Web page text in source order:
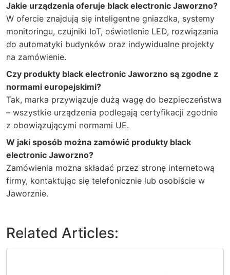
Jakie urządzenia oferuje black electronic Jaworzno?
W ofercie znajdują się inteligentne gniazdka, systemy
monitoringu, czujniki IoT, oświetlenie LED, rozwiązania
do automatyki budynków oraz indywidualne projekty
na zamówienie.
Czy produkty black electronic Jaworzno są zgodne z
normami europejskimi?
Tak, marka przywiązuje dużą wagę do bezpieczeństwa
– wszystkie urządzenia podlegają certyfikacji zgodnie
z obowiązującymi normami UE.
W jaki sposób można zamówić produkty black
electronic Jaworzno?
Zamówienia można składać przez stronę internetową
firmy, kontaktując się telefonicznie lub osobiście w
Jaworznie.
Related Articles: